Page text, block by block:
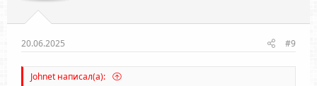
20.06.2025 #9
Johnet написал(а):